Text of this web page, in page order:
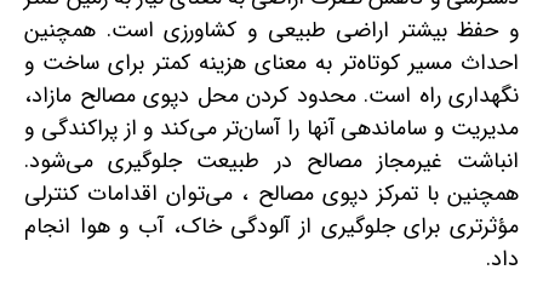
و حفظ بیشتر اراضی طبیعی و کشاورزی است. همچنین
احداث مسیر کوتاه‌تر به معنای هزینه کمتر برای ساخت و
نگهداری راه است. محدود کردن محل دپوی مصالح مازاد،
مدیریت و ساماندهی آنها را آسان‌تر می‌کند و از پراکندگی و
انباشت غیرمجاز مصالح در طبیعت جلوگیری می‌شود.
همچنین با تمرکز دپوی مصالح ، می‌توان اقدامات کنترلی
مؤثرتری برای جلوگیری از آلودگی خاک، آب و هوا انجام
داد.